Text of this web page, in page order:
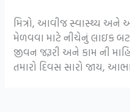
મિત્રો, આવીજ સ્વાસ્થ્ય અને
મેળવવા માટે નીચેનું લાઇક
જીવન જરૂરી અને કામ ની
તમારો દિવસ સારો જાય,